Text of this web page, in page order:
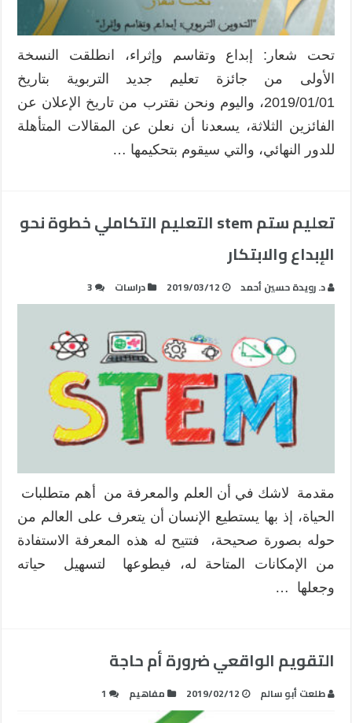
التربوية
مغلقة
تحت شعار: إبداع وتقاسم وإثراء، انطلقت النسخة
الأولى من جائزة تعليم جديد التربوية بتاريخ
2019/01/01، واليوم ونحن نقترب من تاريخ الإعلان عن
الفائزين الثلاثة، يسعدنا أن نعلن عن المقالات المتأهلة
للدور النهائي، والتي سيقوم بتحكيمها …
تعليم ستم stem التعليم التكاملي خطوة نحو
الإبداع والابتكار
د. رويدة حسين أحمد 2019/03/12 دراسات 3
مقدمة لاشك في أن العلم والمعرفة من أهم متطلبات
الحياة، إذ بها يستطيع الإنسان أن يتعرف على العالم من
حوله بصورة صحيحة، فتتيح له هذه المعرفة الاستفادة
من الإمكانات المتاحة له، فيطوعها لتسهيل حياته
وجعلها …
التقويم الواقعي ضرورة أم حاجة
طلعت أبو سالم 2019/02/12 مفاهيم 1